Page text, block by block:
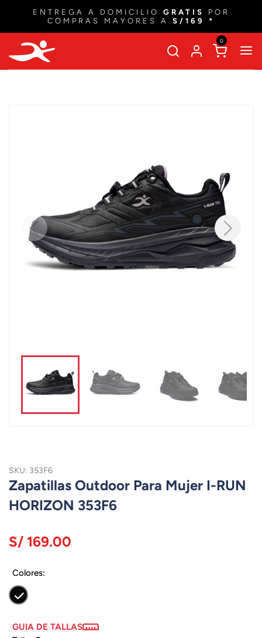
ENTREGA A DOMICILIO GRATIS
POR
COMPRAS MAYORES A S/169 *
0
SKU: 353F6
Zapatillas Outdoor Para Mujer I-RUN
HORIZON 353F6
S/ 169.00
Colores:
GUIA DE TALLAS